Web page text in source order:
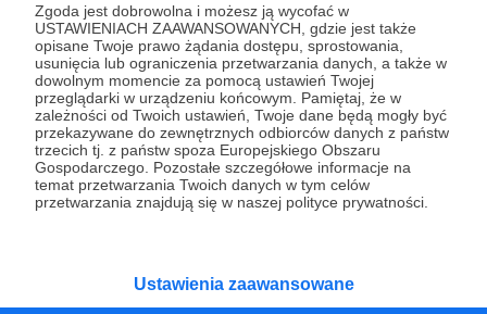
Zgoda jest dobrowolna i możesz ją wycofać w
USTAWIENIACH ZAAWANSOWANYCH, gdzie jest także
opisane Twoje prawo żądania dostępu, sprostowania,
usunięcia lub ograniczenia przetwarzania danych, a także w
dowolnym momencie za pomocą ustawień Twojej
przeglądarki w urządzeniu końcowym. Pamiętaj, że w
zależności od Twoich ustawień, Twoje dane będą mogły być
przekazywane do zewnętrznych odbiorców danych z państw
trzecich tj. z państw spoza Europejskiego Obszaru
Gospodarczego. Pozostałe szczegółowe informacje na
temat przetwarzania Twoich danych w tym celów
przetwarzania znajdują się w naszej polityce prywatności.
Ustawienia zaawansowane
Promowani autorzy
Fundacja DAJ HERBATĘ
688 patronów 24130 zł miesięcznie
Fundacja DAJ HERBATĘ działa na rzecz ludzi